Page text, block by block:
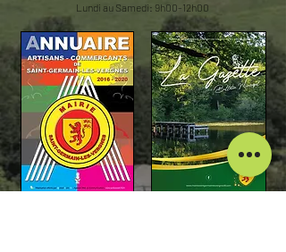
Lundi au Samedi: 9h00-12h00